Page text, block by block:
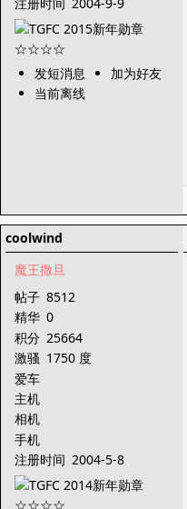
发短消息
加为好友
当前离线
coolwind
魔王撒旦
帖子 8512
精华 0
积分 25664
激骚 1750 度
爱车
主机
相机
手机
注册时间 2004-5-8